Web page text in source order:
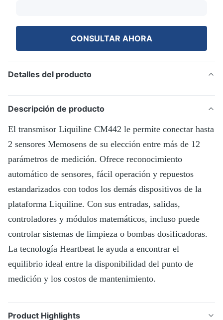
CONSULTAR AHORA
Detalles del producto
Descripción de producto
El transmisor Liquiline CM442 le permite conectar hasta
2 sensores Memosens de su elección entre más de 12
parámetros de medición. Ofrece reconocimiento
automático de sensores, fácil operación y repuestos
estandarizados con todos los demás dispositivos de la
plataforma Liquiline. Con sus entradas, salidas,
controladores y módulos matemáticos, incluso puede
controlar sistemas de limpieza o bombas dosificadoras.
La tecnología Heartbeat le ayuda a encontrar el
equilibrio ideal entre la disponibilidad del punto de
medición y los costos de mantenimiento.
Product Highlights